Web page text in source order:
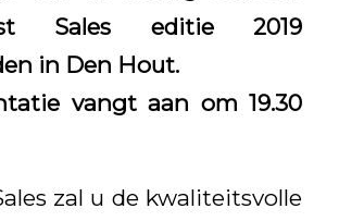
Sales editie 2019
in Den Hout.
vangt aan om 19.30
zal u de kwaliteitsvolle